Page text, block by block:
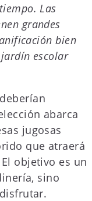
Las
grandes
bien
escolar
abarca
jugosas
que atraerá
objetivo es un
sino